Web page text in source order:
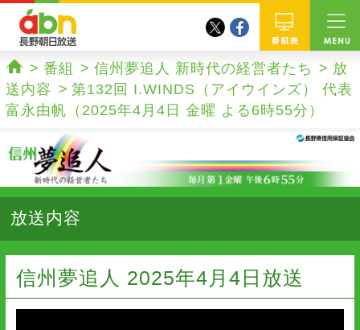
番組
twitterfacebook
ホーム
番組 信州夢追人 新時代の経営者たち
放
送内容
第132回 I.WINDS（アイウインズ） 代表
富永由帆（2025年4月4日 金曜 よる6時55分）
放送内容
信州夢追人 2025年4月4日放送